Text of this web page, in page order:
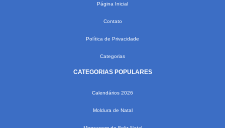
Página Inicial
Contato
Política de Privacidade
Categorias
CATEGORIAS POPULARES
Calendários 2026
Moldura de Natal